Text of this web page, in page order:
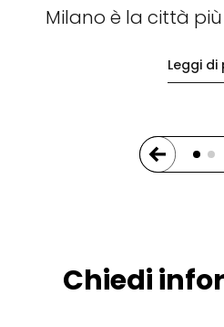
Milano è la città più
Leggi di
Chiedi